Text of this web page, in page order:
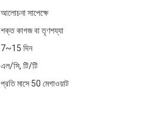
আলোচনা সাপেক্ষে
শক্ত কাগজ বা তৃণশয্যা
7~15 দিন
এল/সি, টি/টি
প্রতি মাসে 50 মেগাওয়াট